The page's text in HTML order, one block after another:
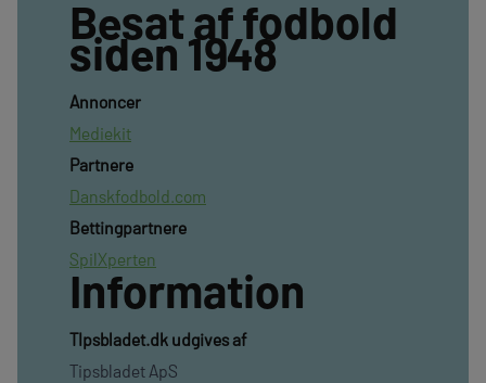
Besat af fodbold
siden 1948
Annoncer
Mediekit
Partnere
Danskfodbold.com
Bettingpartnere
SpilXperten
Information
TIpsbladet.dk udgives af
Tipsbladet ApS